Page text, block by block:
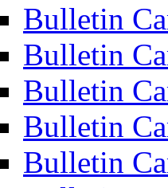
Bulletin
Bulletin
Bulletin
Bulletin
Bulletin